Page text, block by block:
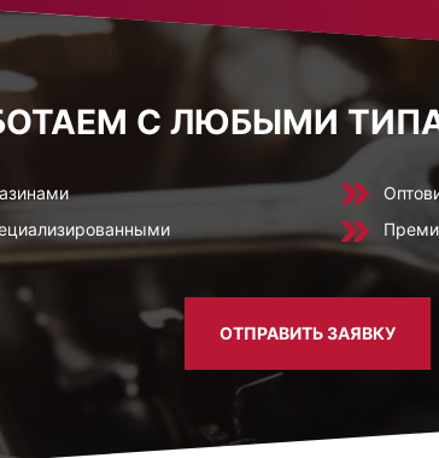
С ЛЮБЫМИ
ОТПРАВИТЬ ЗАЯВКУ